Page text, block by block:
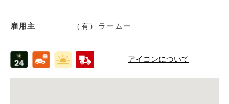
雇用主 （有）ラームー
アイコンについて